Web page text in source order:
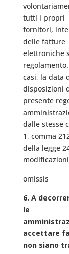
tutti i propri
fornitori,
delle fatture
elettroniche
casi, la data
disposizioni
presente
dalle stesse
1, comma
della legge
omissis
6. A
le
accettare
non siano